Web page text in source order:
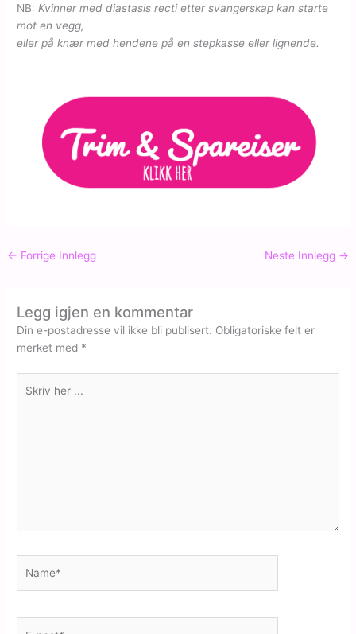
NB: Kvinner med diastasis recti etter svangerskap kan starte
mot en vegg,
eller på knær med hendene på en stepkasse eller lignende.
← Forrige Innlegg Neste Innlegg →
Legg igjen en kommentar
Din e-postadresse vil ikke bli publisert. Obligatoriske felt er
merket med *
her